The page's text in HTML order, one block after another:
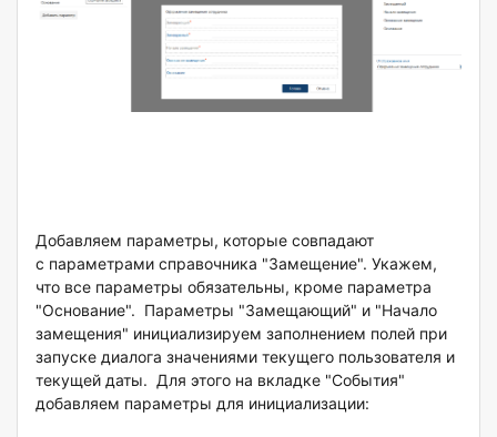
Добавляем параметры, которые совпадают
с параметрами справочника "Замещение". Укажем,
что все параметры обязательны, кроме параметра
"Основание". Параметры "Замещающий" и "Начало
замещения" инициализируем заполнением полей при
запуске диалога значениями текущего пользователя и
текущей даты. Для этого на вкладке "События"
добавляем параметры для инициализации: